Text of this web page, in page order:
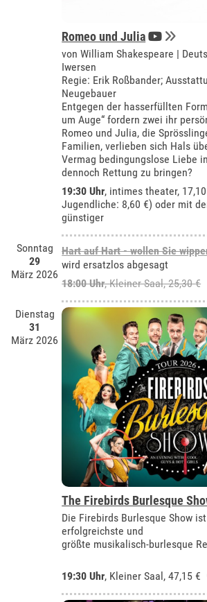
Romeo und Julia
von William Shakespeare |
Iwersen
Regie: Erik Roßbander;
Neugebauer
Entgegen der hasserfüllten
um Auge“ fordern zwei ihr
Romeo und Julia, die
Familien, verlieben sich Hals
Vermag bedingungslose Liebe
dennoch Rettung zu bringen?
19:30 Uhr, intimes theater,
Jugendliche: 8,60 €) oder mit
günstiger
Sonntag
29
März 2026
Hart auf Hart - wollen Sie
wird ersatzlos abgesagt
18:00 Uhr,Kleiner Saal, 25,30 €
Dienstag
31
März 2026
The Firebirds Burlesque
Die Firebirds Burlesque Show
erfolgreichste und
größte musikalisch-burlesque
19:30 Uhr, Kleiner Saal, 47,15 €